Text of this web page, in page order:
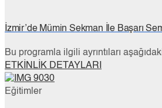
İzmir’de Mümin Sekman İle Başarı
Bu programla ilgili ayrıntıları
ETKİNLİK DETAYLARI
Eğitimler